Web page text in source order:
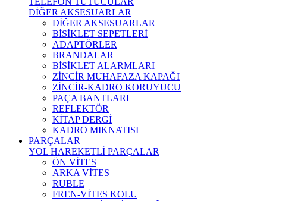
DİĞER AKSESUARLAR
DİĞER AKSESUARLAR
BİSİKLET SEPETLERİ
ADAPTÖRLER
BRANDALAR
BİSİKLET ALARMLARI
ZİNCİR MUHAFAZA KAPAĞI
ZİNCİR-KADRO KORUYUCU
PAÇA BANTLARI
REFLEKTÖR
KİTAP DERGİ
KADRO MIKNATISI
PARÇALAR
YOL HAREKETLİ PARÇALAR
ÖN VİTES
ARKA VİTES
RUBLE
FREN-VİTES KOLU